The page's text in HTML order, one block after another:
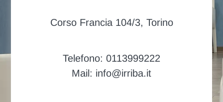
Corso Francia 104/3, Torino
Telefono: 0113999222
Mail: info@irriba.it